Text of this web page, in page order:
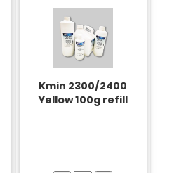
Kmin 2300/2400
Yellow 100g refill